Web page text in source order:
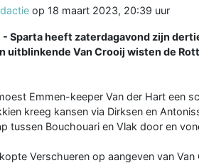
op 18 maart 2023, 20:39 uur
- Sparta heeft zaterdagavond zijn
uitblinkende Van Crooij wisten de
Emmen-keeper Van der Hart een
kreeg kansen via Dirksen en
tussen Bouchouari en Vlak door en
Verschueren op aangeven van